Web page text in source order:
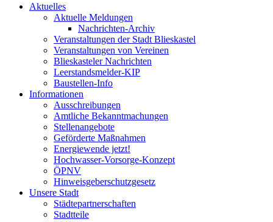
Aktuelles
Aktuelle Meldungen
Nachrichten-Archiv
Veranstaltungen der Stadt Blieskastel
Veranstaltungen von Vereinen
Blieskasteler Nachrichten
Leerstandsmelder-KIP
Baustellen-Info
Informationen
Ausschreibungen
Amtliche Bekanntmachungen
Stellenangebote
Geförderte Maßnahmen
Energiewende jetzt!
Hochwasser-Vorsorge-Konzept
ÖPNV
Hinweisgeberschutzgesetz
Unsere Stadt
Städtepartnerschaften
Stadtteile